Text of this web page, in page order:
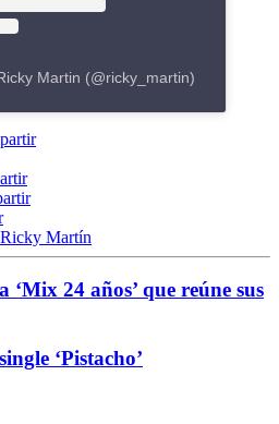
Martin (@ricky_martin)
Ricky Martín
24 años’ que reúne sus
‘Pistacho’